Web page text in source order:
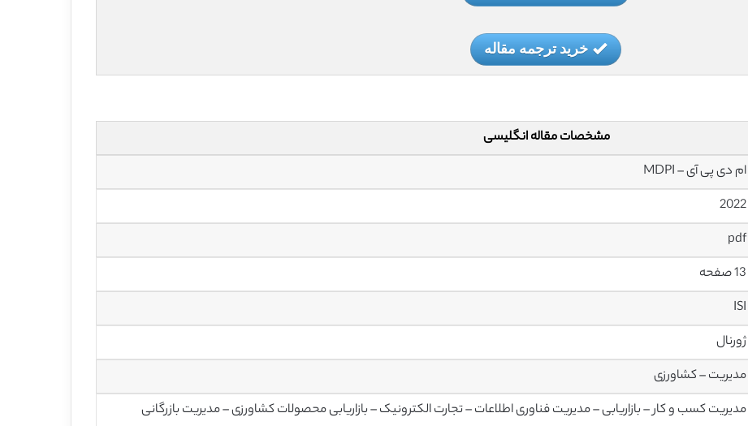
خرید ترجمه مقاله
مشخصات مقاله انگلیسی
ام دی پی آی – MDPI
2022
pdf
13 صفحه
ISI
ژورنال
مدیریت – کشاورزی
مدیریت کسب و کار – بازاریابی – مدیریت فناوری اطلاعات – تجارت الکترونیک – بازاریابی محصولات کشاورزی – مدیریت بازرگانی